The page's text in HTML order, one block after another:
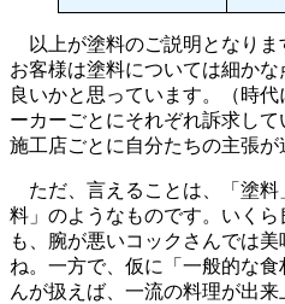
以上が塗料のご説明となりま
お客様は塗料については細か
良いかと思っています。（時
ーカーごとにそれぞれ訴求し
施工店ごとに自分たちの主張が
ただ、言えることは、
「塗
料」のようなものです。いく
も、腕が悪いコックさんでは
ね。一方で、仮に「一般的な
んが扱えば、一流の料理が出来